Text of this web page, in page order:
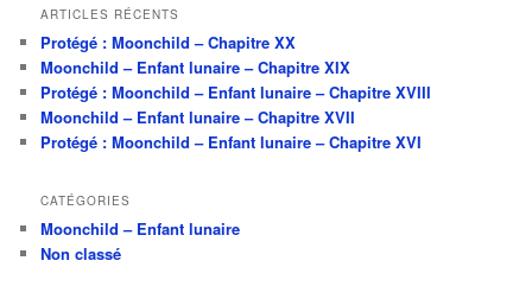
ARTICLES RÉCENTS
Protégé : Moonchild – Chapitre XX
Moonchild – Enfant lunaire – Chapitre XIX
Protégé : Moonchild – Enfant lunaire – Chapitre XVIII
Moonchild – Enfant lunaire – Chapitre XVII
Protégé : Moonchild – Enfant lunaire – Chapitre XVI
CATÉGORIES
Moonchild – Enfant lunaire
Non classé